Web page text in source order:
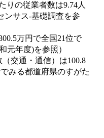
りの従業者数は9.74人
ンサス‐基礎調査を参
万円で全国21位で
元年度)を参照）
交通・通信）は100.8
みる都道府県のすがた